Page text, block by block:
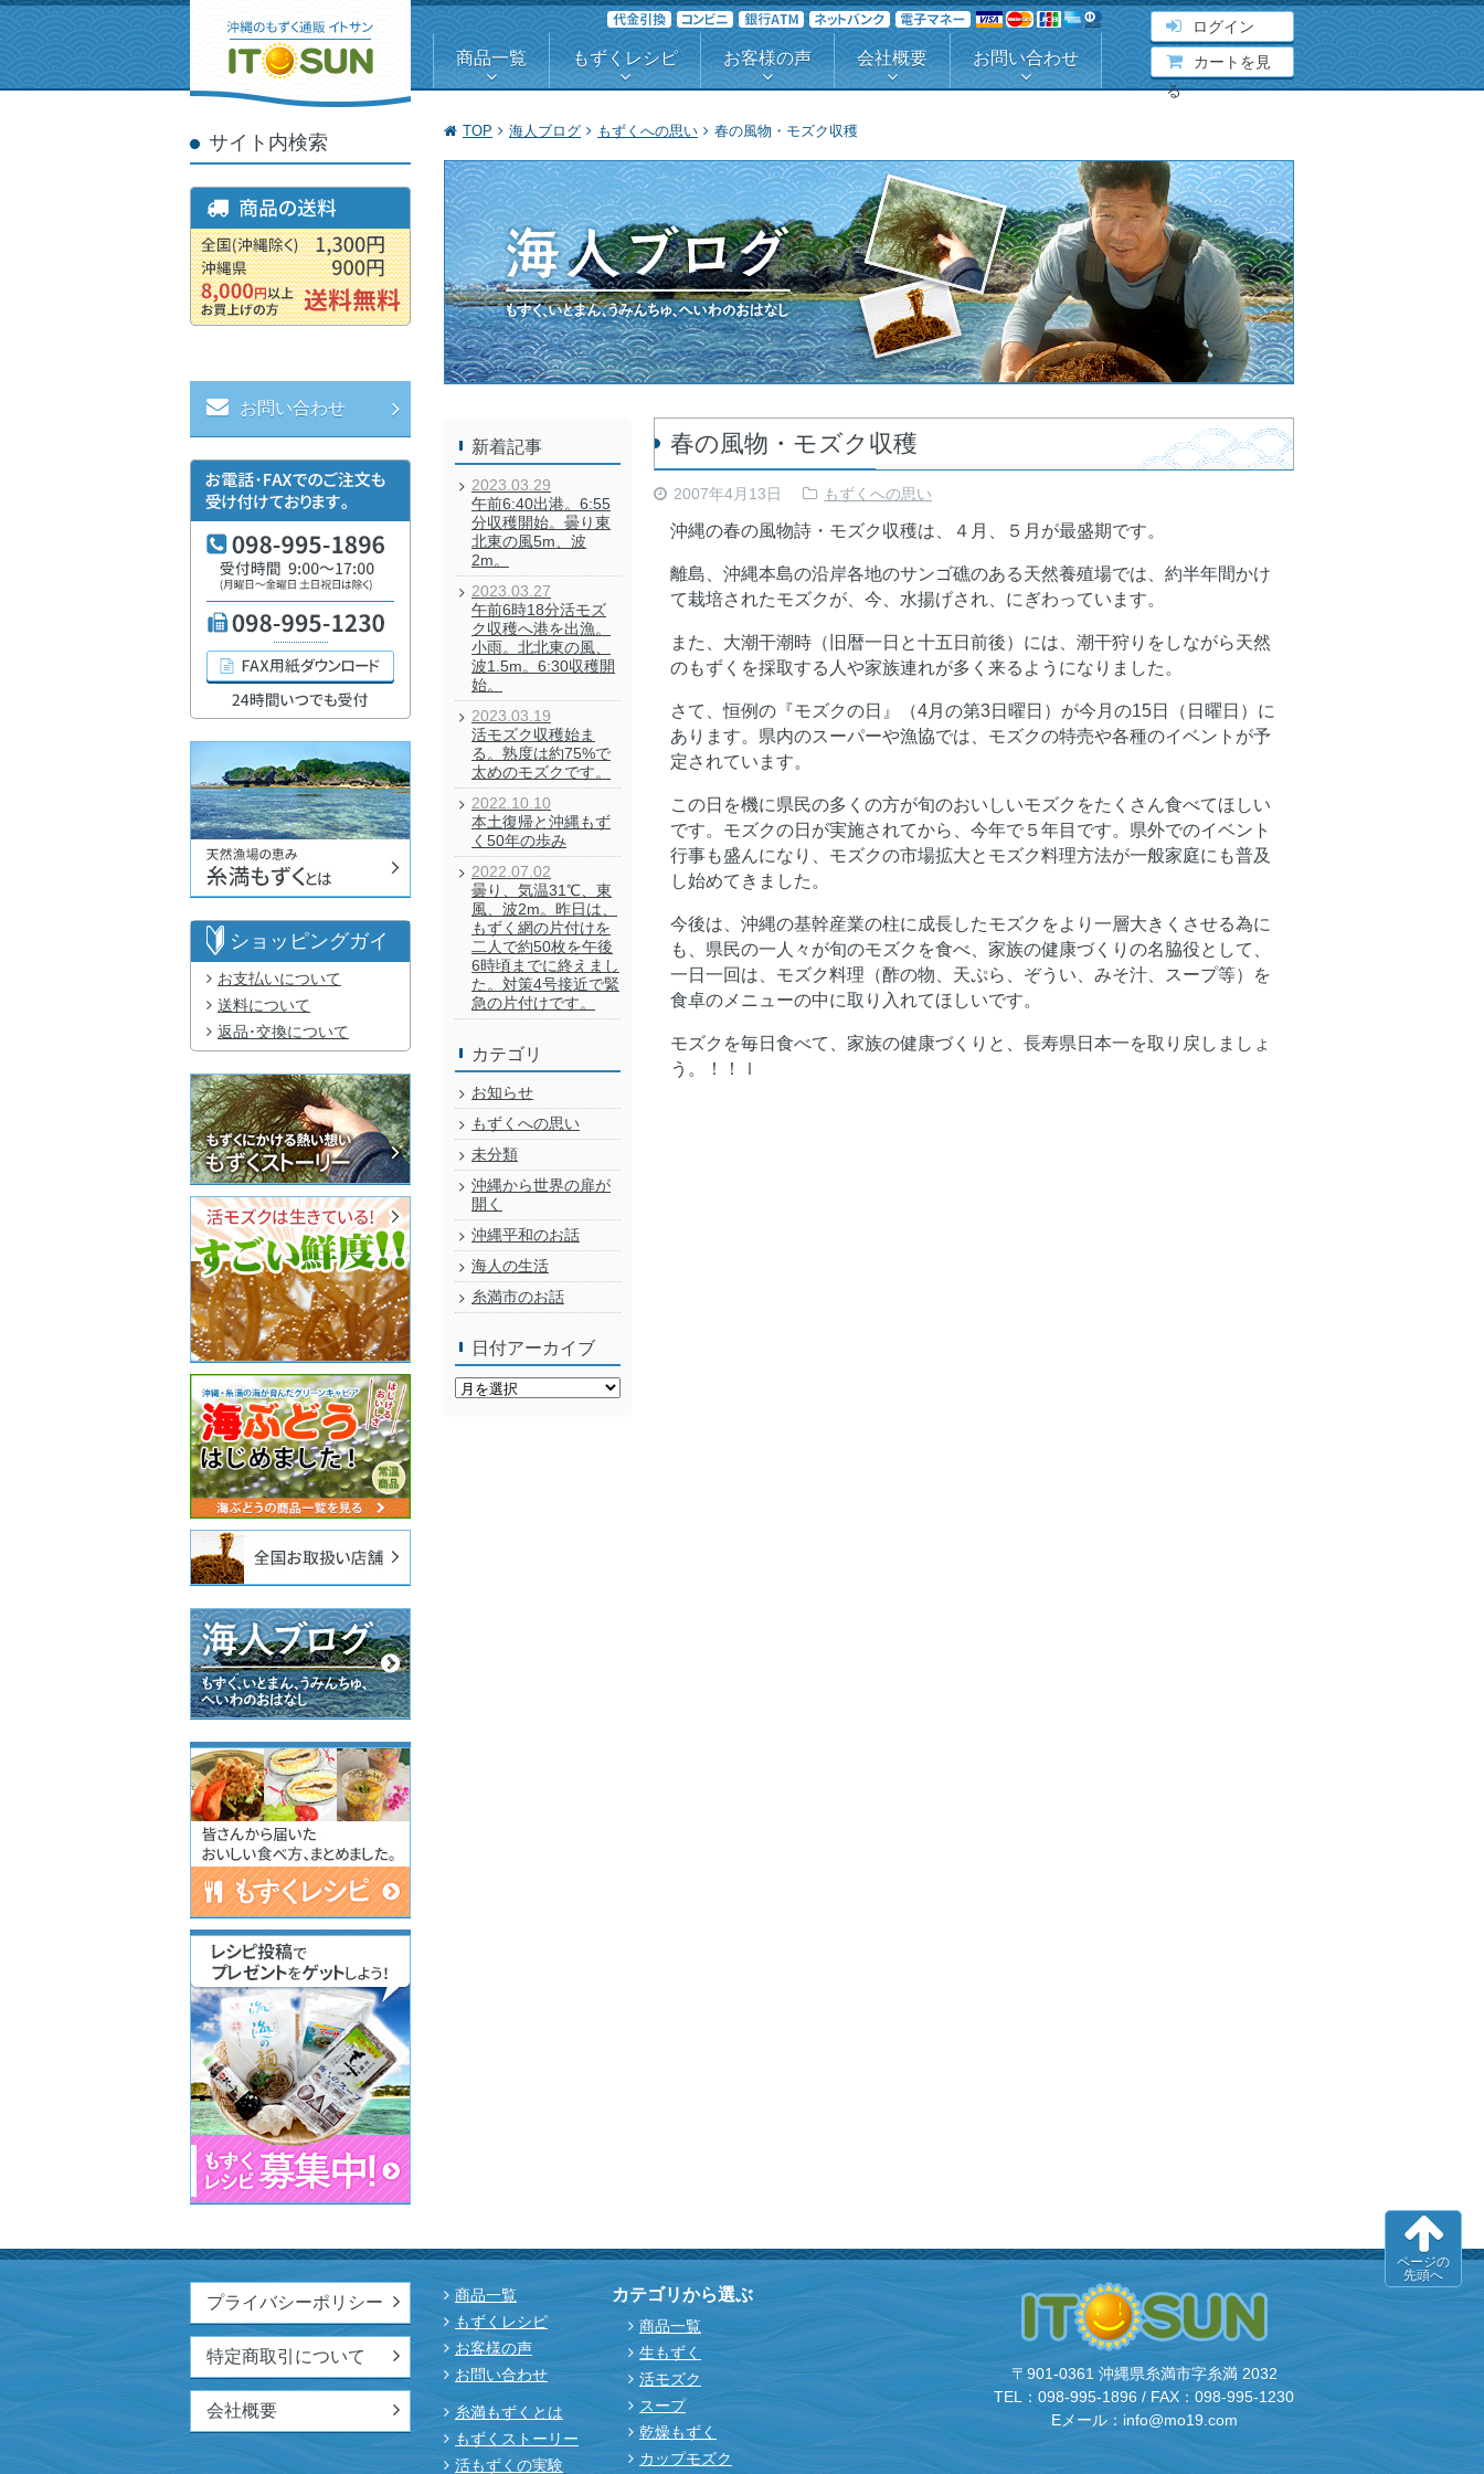
ログイン
カートを見
る
商品一覧 もずくレシピ お客様の声 会社概要 お問い合わせ
TOP 海人ブログ もずくへの思い 春の風物・モズク収穫
春の風物・モズク収穫
2007年4月13日 もずくへの思い
沖縄の春の風物詩・モズク収穫は、４月、５月が最盛期です。
離島、沖縄本島の沿岸各地のサンゴ礁のある天然養殖場では、約半年間かけ
て栽培されたモズクが、今、水揚げされ、にぎわっています。
また、大潮干潮時（旧暦一日と十五日前後）には、潮干狩りをしながら天然
のもずくを採取する人や家族連れが多く来るようになりました。
さて、恒例の『モズクの日』（4月の第3日曜日）が今月の15日（日曜日）に
あります。県内のスーパーや漁協では、モズクの特売や各種のイベントが予
定されています。
この日を機に県民の多くの方が旬のおいしいモズクをたくさん食べてほしい
です。モズクの日が実施されてから、今年で５年目です。県外でのイベント
行事も盛んになり、モズクの市場拡大とモズク料理方法が一般家庭にも普及
し始めてきました。
今後は、沖縄の基幹産業の柱に成長したモズクをより一層大きくさせる為に
も、県民の一人々が旬のモズクを食べ、家族の健康づくりの名脇役として、
一日一回は、モズク料理（酢の物、天ぷら、ぞうい、みそ汁、スープ等）を
食卓のメニューの中に取り入れてほしいです。
モズクを毎日食べて、家族の健康づくりと、長寿県日本一を取り戻しましょ
う。！！ｌ
新着記事
2023.03.29
午前6:40出港。6:55
分収穫開始。曇り東
北東の風5m、波
2m。
2023.03.27
午前6時18分活モズ
ク収穫へ港を出漁。
小雨。北北東の風、
波1.5m。6:30収穫開
始。
2023.03.19
活モズク収穫始ま
る。熟度は約75%で
太めのモズクです。
2022.10.10
本土復帰と沖縄もず
く50年の歩み
2022.07.02
曇り、気温31℃、東
風、波2m。昨日は、
もずく網の片付けを
二人で約50枚を午後
6時頃までに終えまし
た。対策4号接近で緊
急の片付けです。
カテゴリ
お知らせ
もずくへの思い
未分類
沖縄から世界の扉が
開く
沖縄平和のお話
海人の生活
糸満市のお話
日付アーカイブ
サイト内検索
お問い合わせ
ショッピングガイ
ドお支払いについて
送料について
返品･交換について
プライバシーポリシー
特定商取引について
会社概要
商品一覧
もずくレシピ
お客様の声
お問い合わせ
糸満もずくとは
もずくストーリー
活もずくの実験
カテゴリから選ぶ
商品一覧
生もずく
活モズク
スープ
乾燥もずく
カップモズク
〒901-0361 沖縄県糸満市字糸満 2032
TEL：098-995-1896 / FAX：098-995-1230
Eメール：info@mo19.com
ページの
先頭へ